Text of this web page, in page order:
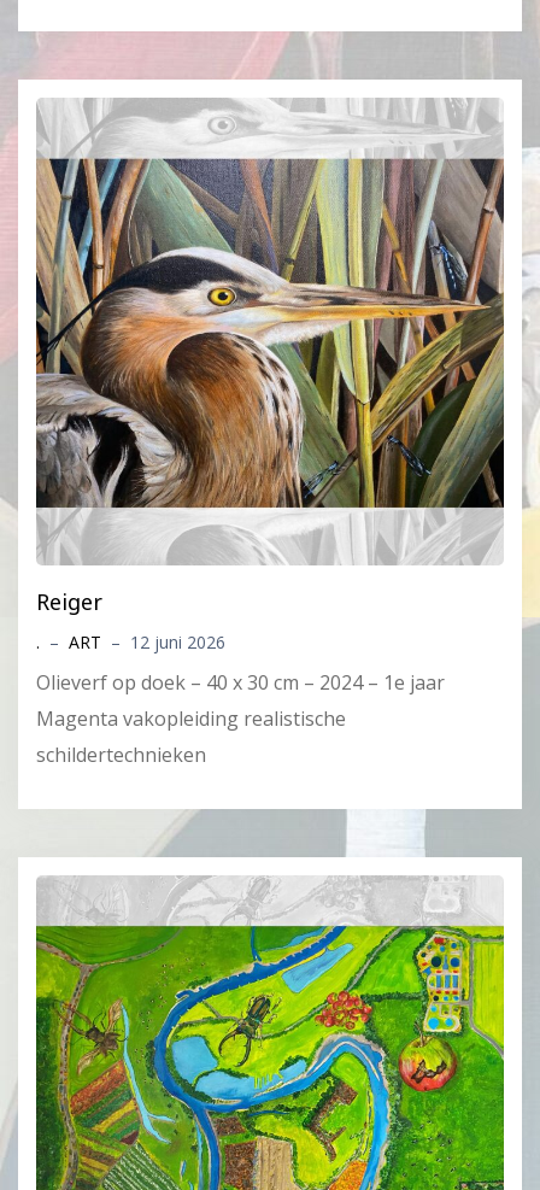
Reiger
. – ART – 12 juni 2026
Olieverf op doek – 40 x 30 cm – 2024 – 1e jaar
Magenta vakopleiding realistische
schildertechnieken